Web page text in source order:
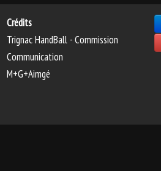
Crédits
Trignac HandBall - Commission
Communication
M+G+Aimgé